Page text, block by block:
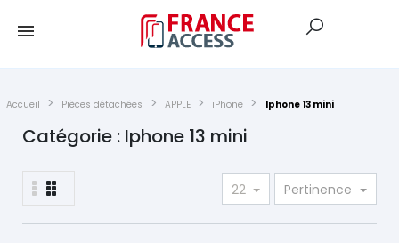
Accueil Pièces détachées APPLE iPhone Iphone 13 mini
Catégorie : Iphone 13 mini
22 Pertinence